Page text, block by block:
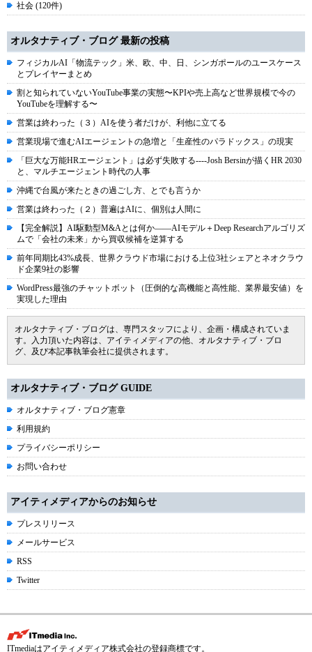
社会 (120件)
オルタナティブ・ブログ 最新の投稿
フィジカルAI「物流テック」米、欧、中、日、シンガポールのユースケース
とプレイヤーまとめ
割と知られていないYouTube事業の実態〜KPIや売上高など世界規模で今の
YouTubeを理解する〜
営業は終わった（３）AIを使う者だけが、利他に立てる
営業現場で進むAIエージェントの急増と「生産性のパラドックス」の現実
「巨大な万能HRエージェント」は必ず失敗する----Josh Bersinが描くHR 2030
と、マルチエージェント時代の人事
沖縄で台風が来たときの過ごし方、とでも言うか
営業は終わった（２）普遍はAIに、個別は人間に
【完全解説】AI駆動型M&Aとは何か――AIモデル＋Deep Researchアルゴリズ
ムで「会社の未来」から買収候補を逆算する
前年同期比43%成長、世界クラウド市場における上位3社シェアとネオクラウ
ド企業9社の影響
WordPress最強のチャットボット（圧倒的な高機能と高性能、業界最安値）を
実現した理由
オルタナティブ・ブログは、専門スタッフにより、企画・構成されていま
す。入力頂いた内容は、アイティメディアの他、オルタナティブ・ブロ
グ、及び本記事執筆会社に提供されます。
オルタナティブ・ブログ GUIDE
オルタナティブ・ブログ憲章
利用規約
プライバシーポリシー
お問い合わせ
アイティメディアからのお知らせ
プレスリリース
メールサービス
RSS
Twitter
ITmediaはアイティメディア株式会社の登録商標です。